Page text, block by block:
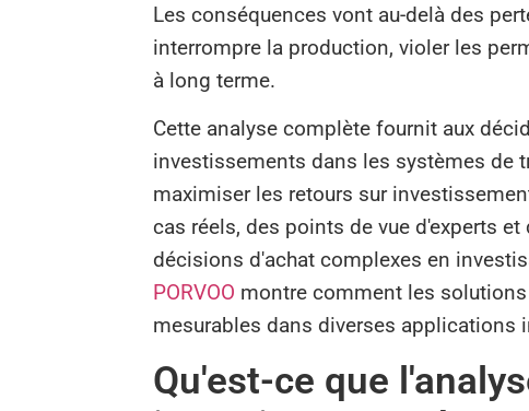
Les conséquences vont au-delà des
interrompre la production, violer les
à long terme.
Cette analyse complète fournit aux
investissements dans les systèmes de
maximiser les retours sur
cas réels, des points de vue d'experts
décisions d'achat complexes en
PORVOO montre comment les
mesurables dans diverses applications
Qu'est-ce que